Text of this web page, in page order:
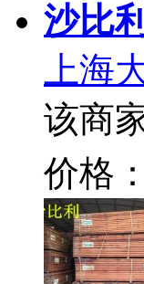
沙比
上海
该商
价格